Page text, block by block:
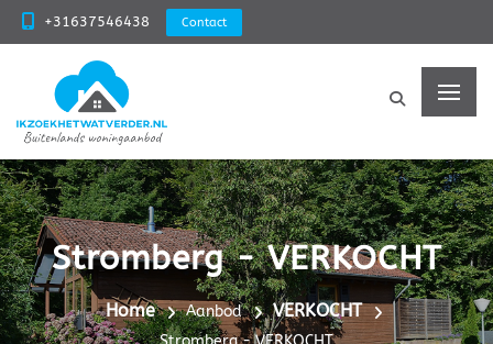
+31637546438 Contact
Stromberg - VERKOCHT
Home Aanbod VERKOCHT